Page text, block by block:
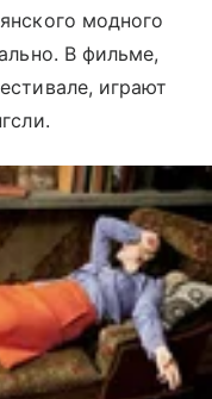
модного
В фильме,
играют